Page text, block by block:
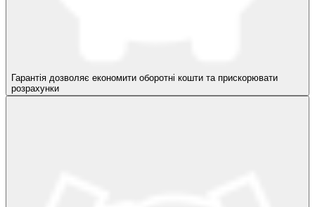
Гарантія дозволяє економити оборотні кошти та прискорювати
розрахунки